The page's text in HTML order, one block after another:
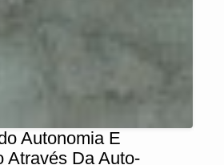
Autonomia E
Através Da Auto-